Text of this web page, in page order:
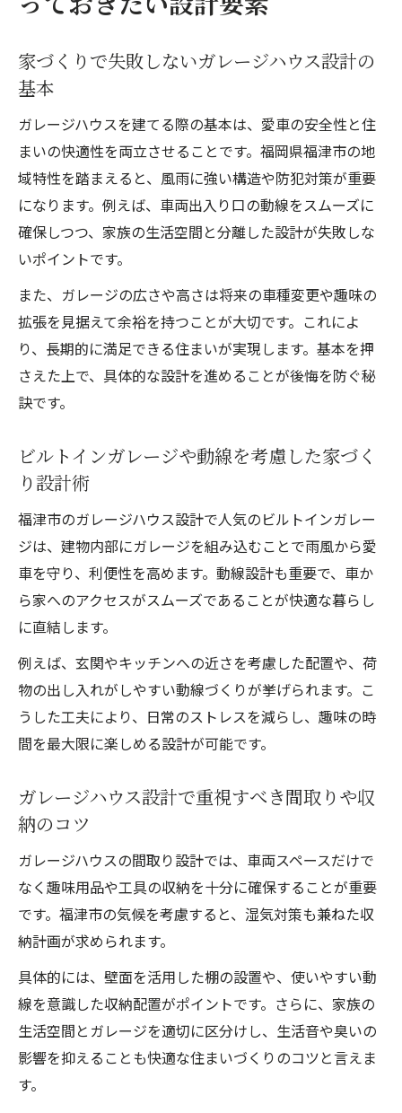
家づくりで失敗しないガレージハウス設計の
基本
ガレージハウスを建てる際の基本は、愛車の安全性と住
まいの快適性を両立させることです。福岡県福津市の地
域特性を踏まえると、風雨に強い構造や防犯対策が重要
になります。例えば、車両出入り口の動線をスムーズに
確保しつつ、家族の生活空間と分離した設計が失敗しな
いポイントです。
また、ガレージの広さや高さは将来の車種変更や趣味の
拡張を見据えて余裕を持つことが大切です。これによ
り、長期的に満足できる住まいが実現します。基本を押
さえた上で、具体的な設計を進めることが後悔を防ぐ秘
訣です。
ビルトインガレージや動線を考慮した家づく
り設計術
福津市のガレージハウス設計で人気のビルトインガレー
ジは、建物内部にガレージを組み込むことで雨風から愛
車を守り、利便性を高めます。動線設計も重要で、車か
ら家へのアクセスがスムーズであることが快適な暮らし
に直結します。
例えば、玄関やキッチンへの近さを考慮した配置や、荷
物の出し入れがしやすい動線づくりが挙げられます。こ
うした工夫により、日常のストレスを減らし、趣味の時
間を最大限に楽しめる設計が可能です。
ガレージハウス設計で重視すべき間取りや収
納のコツ
ガレージハウスの間取り設計では、車両スペースだけで
なく趣味用品や工具の収納を十分に確保することが重要
です。福津市の気候を考慮すると、湿気対策も兼ねた収
納計画が求められます。
具体的には、壁面を活用した棚の設置や、使いやすい動
線を意識した収納配置がポイントです。さらに、家族の
生活空間とガレージを適切に区分けし、生活音や臭いの
影響を抑えることも快適な住まいづくりのコツと言えま
す。